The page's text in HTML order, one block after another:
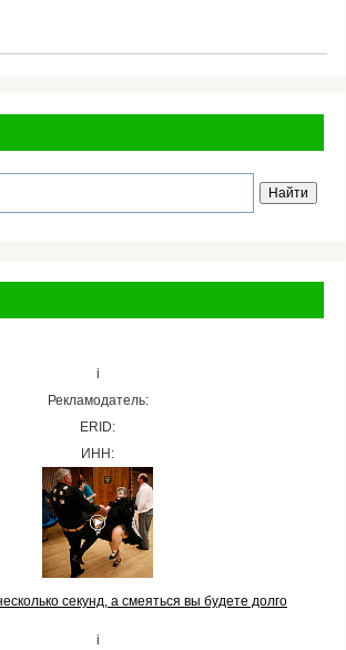
i
Рекламодатель:
ERID:
ИНН:
секунд, а смеяться вы будете долго
i